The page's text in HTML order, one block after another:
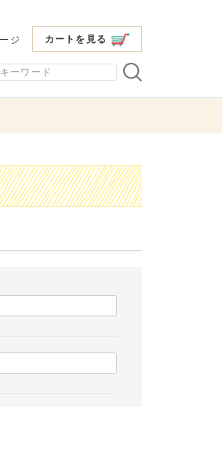
カートを見る
ジ